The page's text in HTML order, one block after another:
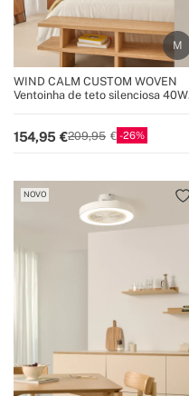
WIND CALM CUSTOM WOVEN
Ventoinha de teto silenciosa 40W
154,95 209,95 26
NOVO